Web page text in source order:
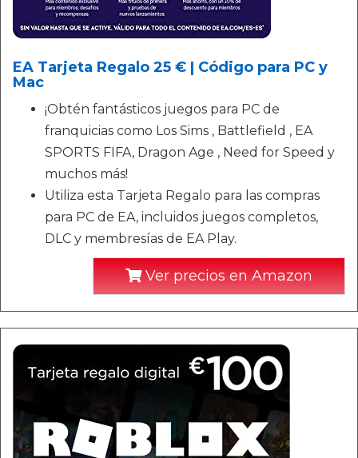
EA Tarjeta Regalo 25 € | Código para PC y
Mac
¡Obtén fantásticos juegos para PC de
franquicias como Los Sims , Battlefield , EA
SPORTS FIFA, Dragon Age , Need for Speed y
muchos más!
Utiliza esta Tarjeta Regalo para las compras
para PC de EA, incluidos juegos completos,
DLC y membresías de EA Play.
Ver precios en Amazon